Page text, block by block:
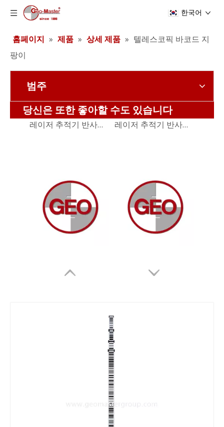
한국어
홈페이지 » 제품 » 상세 제품 » 텔레스코픽 바코드 지
팡이
범주
당신은 또한 좋아할 수도 있습니다